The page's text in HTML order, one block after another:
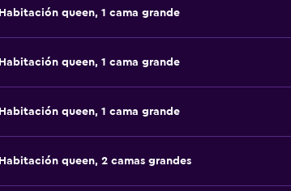
Habitación queen, 1 cama grande
Habitación queen, 1 cama grande
Habitación queen, 1 cama grande
Habitación queen, 2 camas grandes